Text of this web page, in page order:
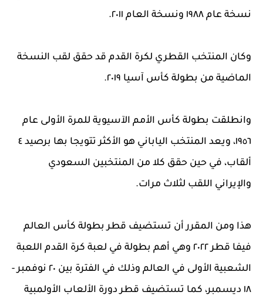
نسخة عام ١٩٨٨ ونسخة العام ٢٠١١.
وكان المنتخب القطري لكرة القدم قد حقق لقب النسخة
الماضية من بطولة كأس آسيا ٢٠١٩.
وانطلقت بطولة كأس الأمم الآسيوية للمرة الأولى عام
١٩٥٦، ويعد المنتخب الياباني هو الأكثر تتويجا بها برصيد ٤
ألقاب، في حين حقق كلا من المنتخبين السعودي
والإيراني اللقب لثلاث مرات.
هذا ومن المقرر أن تستضيف قطر بطولة كأس العالم
فيفا قطر ٢٠٢٢ وهي أهم بطولة في لعبة كرة القدم اللعبة
الشعبية الأولى في العالم وذلك في الفترة بين ٢٠ نوفمبر -
١٨ ديسمبر، كما تستضيف قطر دورة الألعاب الأولمبية